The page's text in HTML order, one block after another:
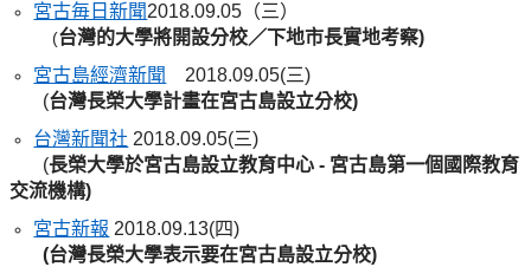
宮古毎日新聞2018.09.05（三）
(台灣的大學將開設分校／下地市長實地考察)
宮古島經濟新聞
2018.09.05(三)
(台灣長榮大學計畫在宮古島設立分校)
台灣新聞社 2018.09.05(三)
(長榮大學於宮古島設立教育中心 - 宮古島第一個國際教育
交流機構)
宮古新報 2018.09.13(四)
(台灣長榮大學表示要在宮古島設立分校)